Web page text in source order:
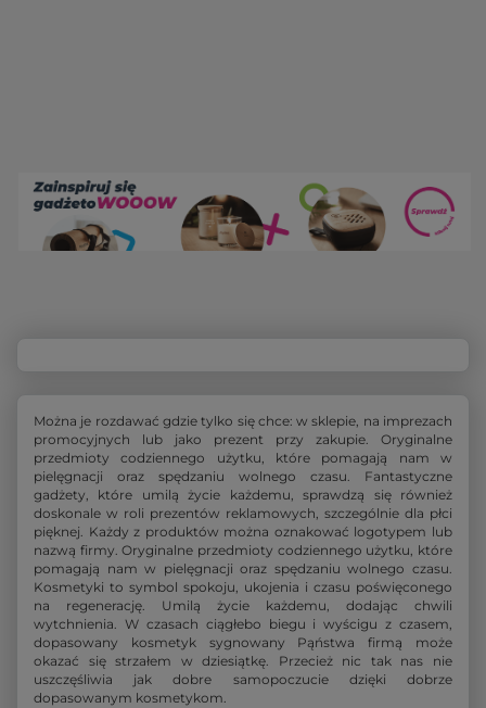
Można je rozdawać gdzie tylko się chce: w sklepie, na imprezach
promocyjnych lub jako prezent przy zakupie. Oryginalne
przedmioty codziennego użytku, które pomagają nam w
pielęgnacji oraz spędzaniu wolnego czasu. Fantastyczne
gadżety, które umilą życie każdemu, sprawdzą się również
doskonale w roli prezentów reklamowych, szczególnie dla płci
pięknej. Każdy z produktów można oznakować logotypem lub
nazwą firmy. Oryginalne przedmioty codziennego użytku, które
pomagają nam w pielęgnacji oraz spędzaniu wolnego czasu.
Kosmetyki to symbol spokoju, ukojenia i czasu poświęconego
na regenerację. Umilą życie każdemu, dodając chwili
wytchnienia. W czasach ciągłebo biegu i wyścigu z czasem,
dopasowany kosmetyk sygnowany Pąństwa firmą może
okazać się strzałem w dziesiątkę. Przecież nic tak nas nie
uszczęśliwia jak dobre samopoczucie dzięki dobrze
dopasowanym kosmetykom.